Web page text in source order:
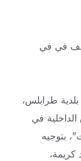
في في
طرابلس،
في
بتوجيه
كريمة،